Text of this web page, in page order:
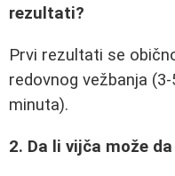
rezultati?
Prvi rezultati se
redovnog vežbanja
minuta).
2. Da li vijča može